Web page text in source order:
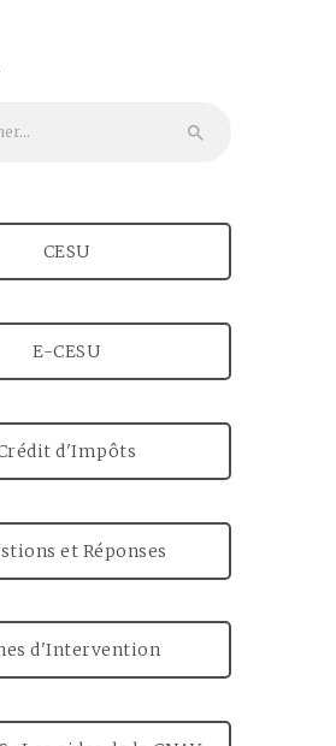
CESU
E-CESU
d'Impôts
et Réponses
d'Intervention